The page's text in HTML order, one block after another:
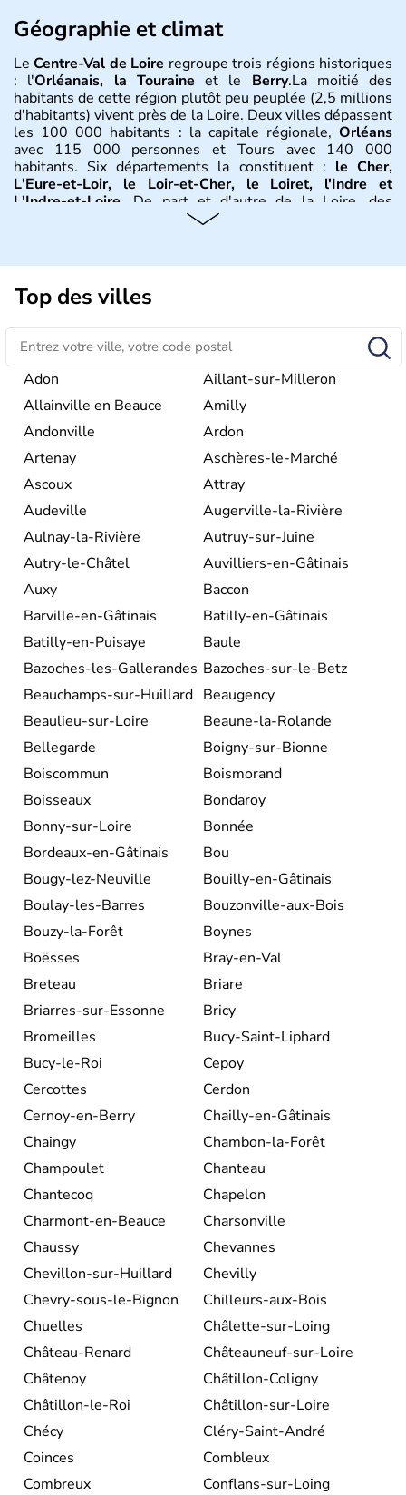
Géographie et climat
LeCentre-Val de Loire regroupe trois régions historiques
: l'Orléanais, la Touraine et le Berry.La moitié des
habitants de cette région plutôt peu peuplée (2,5 millions
d'habitants) vivent près de la Loire. Deux villes dépassent
les 100 000 habitants : la capitale régionale, Orléans
avec 115 000 personnes et Tours avec 140 000
habitants. Six départements la constituent : le Cher,
L'Eure-et-Loir, le Loir-et-Cher, le Loiret, l'Indre et
L'Indre-et-Loire . De part et d'autre de la Loire, des
plaines et des plateaux, calcaires au nord, argileux au sud.
descendre à -10°C) et l'été il fait souvent chaud, souvent
à plus de 28°.
Histoire et administration
Les trois provinces historiques qui constituent la région
(l'Orléanais, la Touraine le Berry,sont très tôt entrées
présence de nombreux
châteaux, le plus souvent conçus
sous laRenaissance et parfois à l'initiative du roi
La Ferté-Saint-Aubin, Cheverny en sont les plus beaux
exemples. A noter aussi la beauté des
Chartres et d'Orléans
, des exemples de l'
gothique.Balzac, Descartes, Rabelais, Ronsard, Proust,
George Sand, Genevoix, Villon, Alain-Fournier,
Beaumarchai s sont quelques-unes des célébrités qui
sont nées ici ou ayant fréquenté la région.
Top des villes
Adon
Aillant-sur-Milleron
Allainville en Beauce
Amilly
Andonville
Ardon
Artenay
Aschères-le-Marché
Ascoux
Attray
Audeville
Augerville-la-Rivière
Aulnay-la-Rivière
Autruy-sur-Juine
Autry-le-Châtel
Auvilliers-en-Gâtinais
Auxy
Baccon
Barville-en-Gâtinais
Batilly-en-Gâtinais
Batilly-en-Puisaye
Baule
Bazoches-les-Gallerandes Bazoches-sur-le-Betz
Beauchamps-sur-Huillard Beaugency
Beaulieu-sur-Loire
Beaune-la-Rolande
Bellegarde
Boigny-sur-Bionne
Boiscommun
Boismorand
Boisseaux
Bondaroy
Bonny-sur-Loire
Bonnée
Bordeaux-en-Gâtinais
Bou
Bougy-lez-Neuville
Bouilly-en-Gâtinais
Boulay-les-Barres
Bouzonville-aux-Bois
Bouzy-la-Forêt
Boynes
Boësses
Bray-en-Val
Breteau
Briare
Briarres-sur-Essonne
Bricy
Bromeilles
Bucy-Saint-Liphard
Bucy-le-Roi
Cepoy
Cercottes
Cerdon
Cernoy-en-Berry
Chailly-en-Gâtinais
Chaingy
Chambon-la-Forêt
Champoulet
Chanteau
Chantecoq
Chapelon
Charmont-en-Beauce
Charsonville
Chaussy
Chevannes
Chevillon-sur-Huillard
Chevilly
Chevry-sous-le-Bignon
Chilleurs-aux-Bois
Chuelles
Châlette-sur-Loing
Château-Renard
Châteauneuf-sur-Loire
Châtenoy
Châtillon-Coligny
Châtillon-le-Roi
Châtillon-sur-Loire
Chécy
Cléry-Saint-André
Coinces
Combleux
Combreux
Conflans-sur-Loing